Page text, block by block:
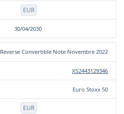
EUR
30/04/2030
Reverse Convertible Note Novembre 2022
XS2443129346
Euro Stoxx 50
EUR